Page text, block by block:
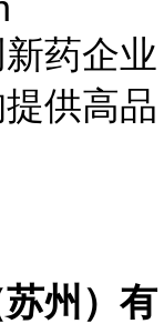
药企业
供高品
州）有